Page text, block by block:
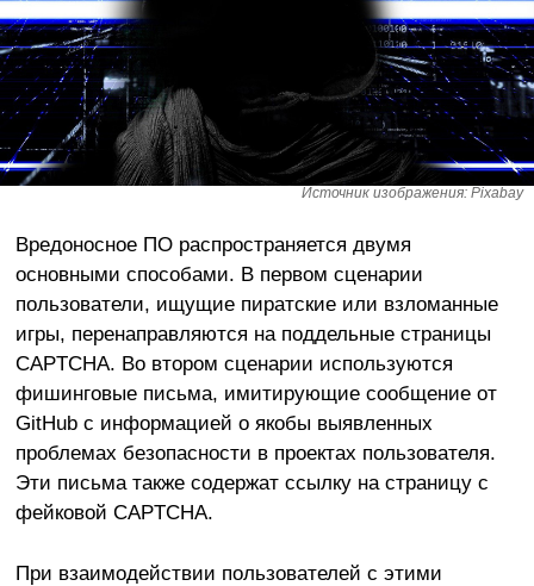
Источник изображения: Pixabay
Вредоносное ПО распространяется двумя
основными способами. В первом сценарии
пользователи, ищущие пиратские или взломанные
игры, перенаправляются на поддельные страницы
CAPTCHA. Во втором сценарии используются
фишинговые письма, имитирующие сообщение от
GitHub с информацией о якобы выявленных
проблемах безопасности в проектах пользователя.
Эти письма также содержат ссылку на страницу с
фейковой CAPTCHA.
При взаимодействии пользователей с этими